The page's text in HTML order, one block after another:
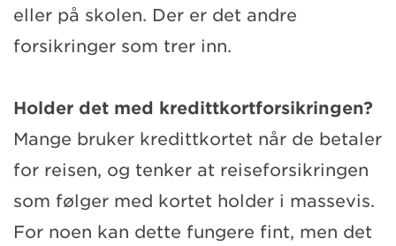
eller på skolen. Der er det andre
forsikringer som trer inn.
Holder det med kredittkortforsikringen?
Mange bruker kredittkortet når de betaler
for reisen, og tenker at reiseforsikringen
som følger med kortet holder i massevis.
For noen kan dette fungere fint, men det